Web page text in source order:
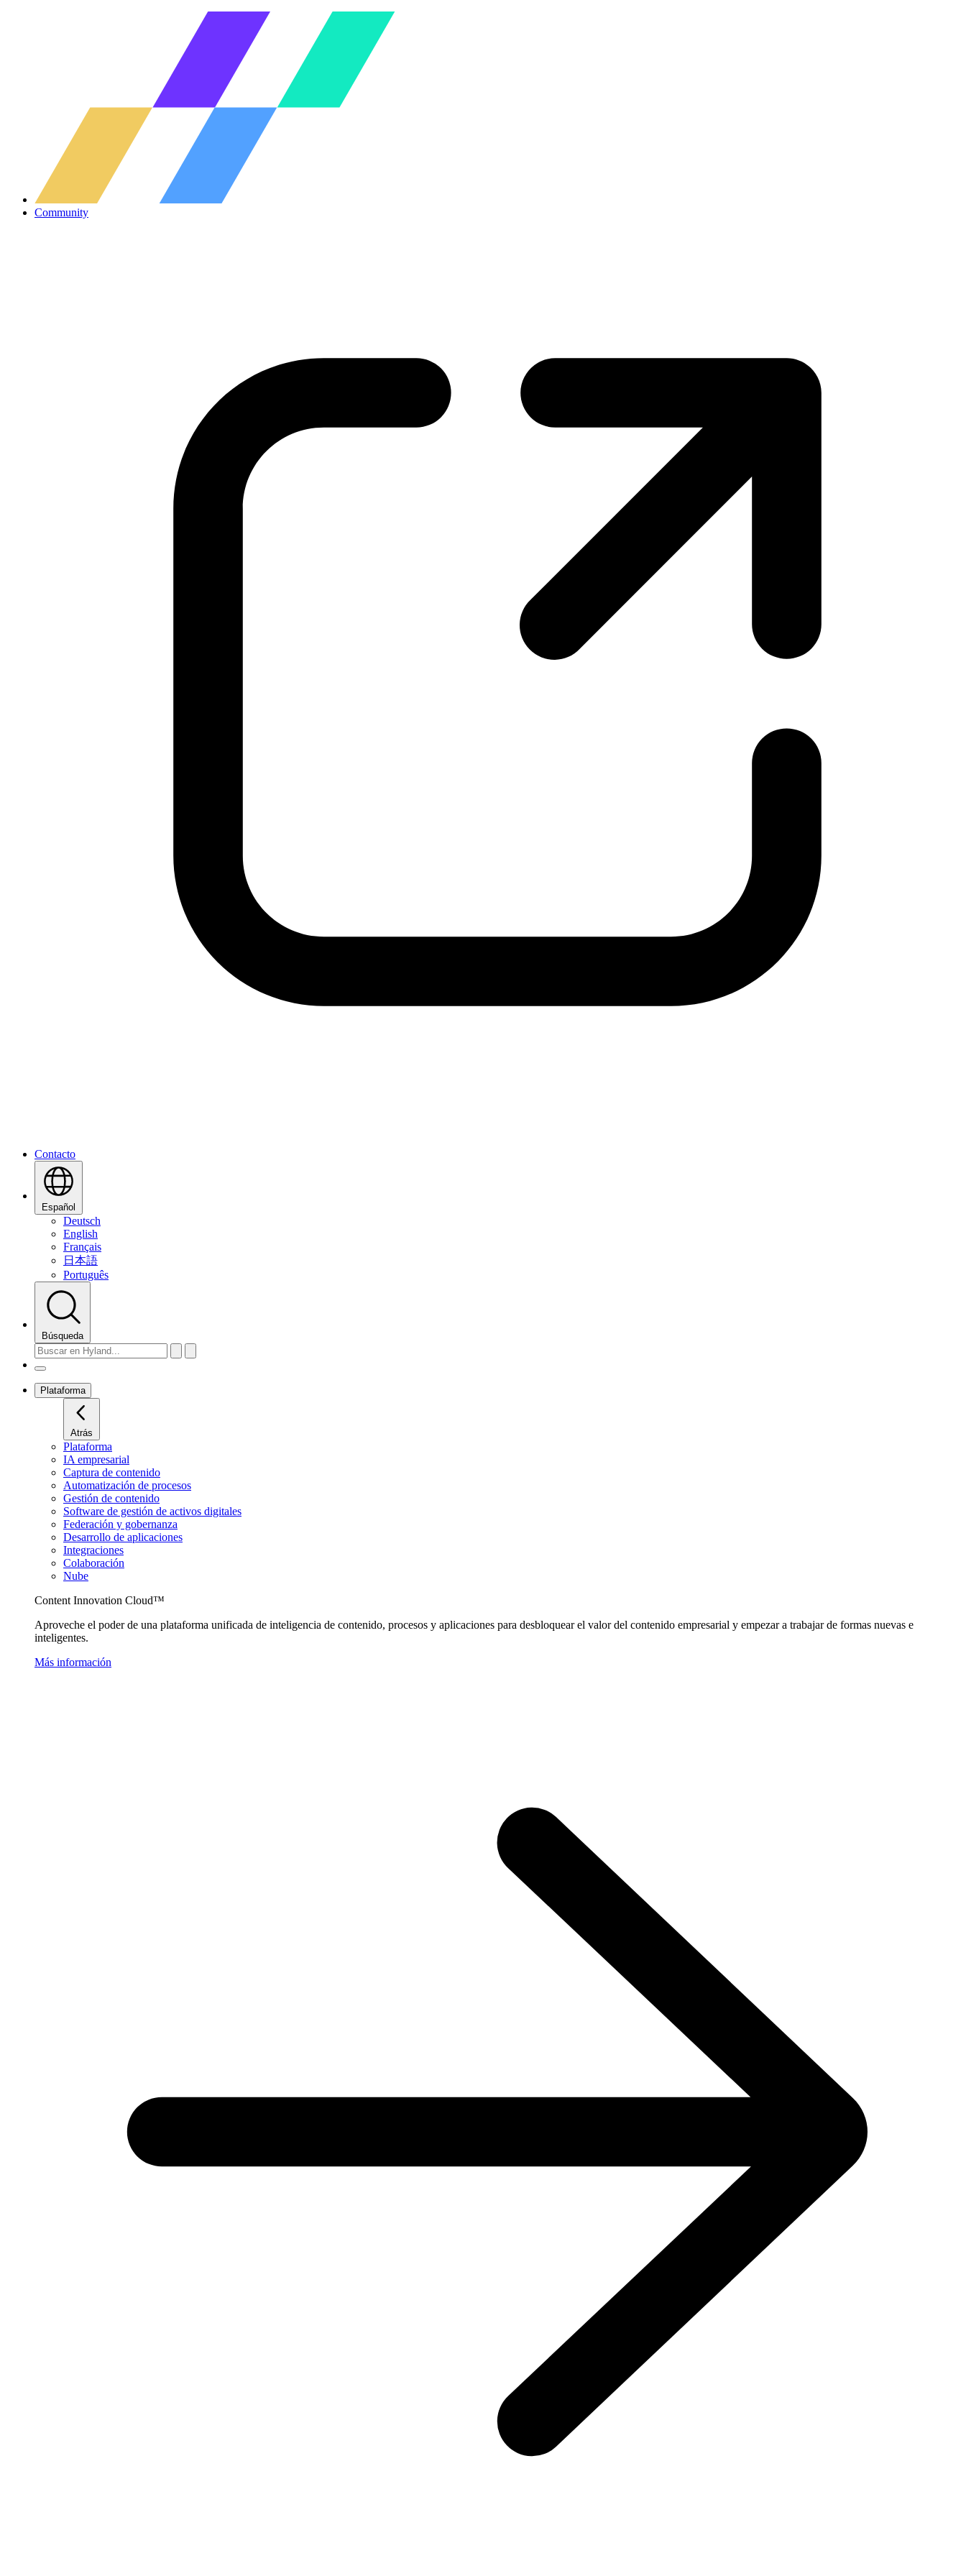
Community
Contacto
Español
Deutsch
English
Français
日本語
Português
Búsqueda
Plataforma
Atrás
Plataforma
IA empresarial
Captura de contenido
Automatización de procesos
Gestión de contenido
Software de gestión de activos digitales
Federación y gobernanza
Desarrollo de aplicaciones
Integraciones
Colaboración
Nube
Content Innovation Cloud™
Aproveche el poder de una plataforma unificada de inteligencia de contenido, procesos y aplicaciones para desbloquear el valor del contenido empresarial y empezar a trabajar de formas nuevas e
inteligentes.
Más información